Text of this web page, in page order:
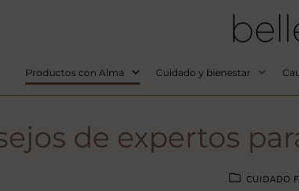
Productos con Alma Cuidado y bienestar
de expertos
CUIDADO